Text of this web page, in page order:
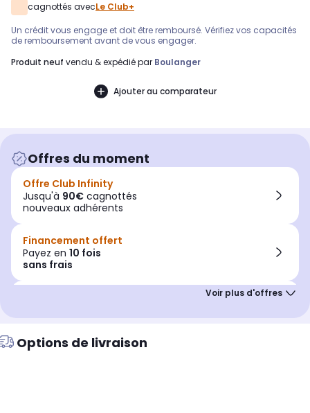
cagnottés avecLe Club+
Un crédit vous engage et doit être remboursé. Vérifiez vos capacités
de remboursement avant de vous engager.
produit neuf vendu & expédié par Boulanger
Ajouter au comparateur
Offres du moment
Offre Club Infinity
Jusqu'à 90€ cagnottés
nouveaux adhérents
Financement offert
Payez en 10 fois
sans frais
15%de remise
Options de livraison